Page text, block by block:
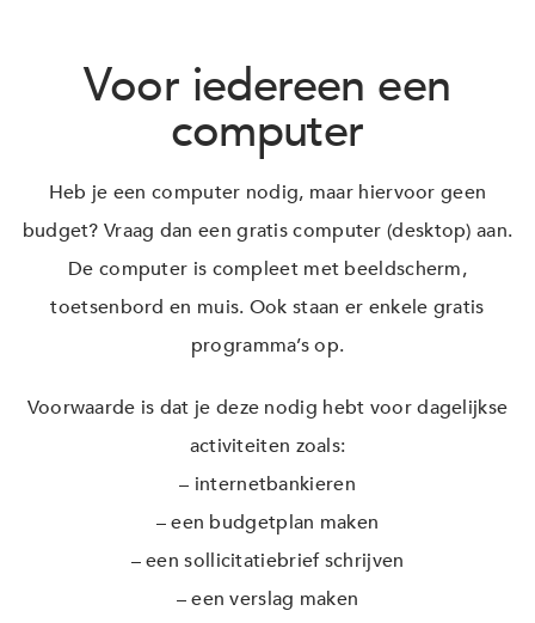
Voor iedereen een
computer
Heb je een computer nodig, maar hiervoor geen
budget? Vraag dan een gratis computer (desktop) aan.
De computer is compleet met beeldscherm,
toetsenbord en muis. Ook staan er enkele gratis
programma’s op.
Voorwaarde is dat je deze nodig hebt voor dagelijkse
activiteiten zoals:
– internetbankieren
– een budgetplan maken
– een sollicitatiebrief schrijven
– een verslag maken